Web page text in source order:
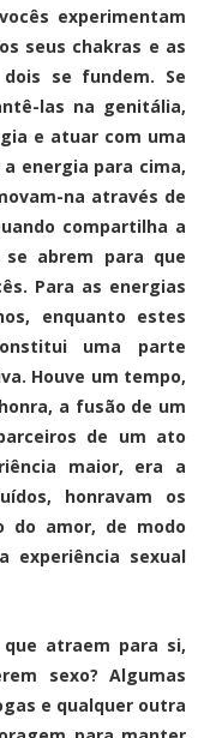
experimentam
seus chakras e as
se fundem. Se
las na genitália,
e atuar com uma
energia para cima,
na através de
compartilha a
se abrem para que
Para as energias
enquanto estes
uma parte
Houve um tempo,
a fusão de um
de um ato
maior, era a
honravam os
do amor, de modo
experiência sexual
que atraem para si,
sexo? Algumas
e qualquer outra